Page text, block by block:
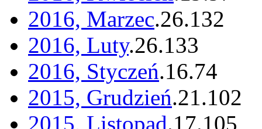
2016, Marzec.26.132
2016, Luty.26.133
2016, Styczeń.16.74
2015, Grudzień.21.102
2015, Listopad.17.105